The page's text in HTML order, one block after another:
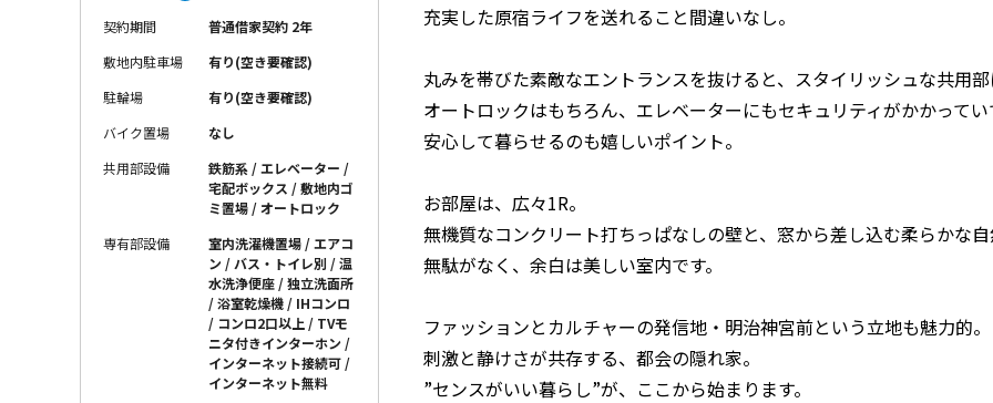
充実した原宿ライフを送れること間違いなし。
丸みを帯びた素敵なエントランスを抜けると、スタイリッシュな共用
オートロックはもちろん、エレベーターにもセキュリティがかかってい
安心して暮らせるのも嬉しいポイント。
お部屋は、広々1R。
無機質なコンクリート打ちっぱなしの壁と、窓から差し込む柔らかな
無駄がなく、余白は美しい室内です。
ファッションとカルチャーの発信地・明治神宮前という立地も魅力的。
刺激と静けさが共存する、都会の隠れ家。
”センスがいい暮らし”が、ここから始まります。
契約期間
普通借家契約 2年
敷地内駐車場
有り(空き要確認)
駐輪場
有り(空き要確認)
バイク置場
なし
共用部設備
鉄筋系 / エレベーター /
宅配ボックス / 敷地内ゴ
ミ置場 / オートロック
専有部設備
室内洗濯機置場 / エアコ
ン / バス・トイレ別 / 温
水洗浄便座 / 独立洗面所
/ 浴室乾燥機 / IHコンロ
/ コンロ2口以上 / TVモ
ニタ付きインターホン /
インターネット接続可 /
インターネット無料